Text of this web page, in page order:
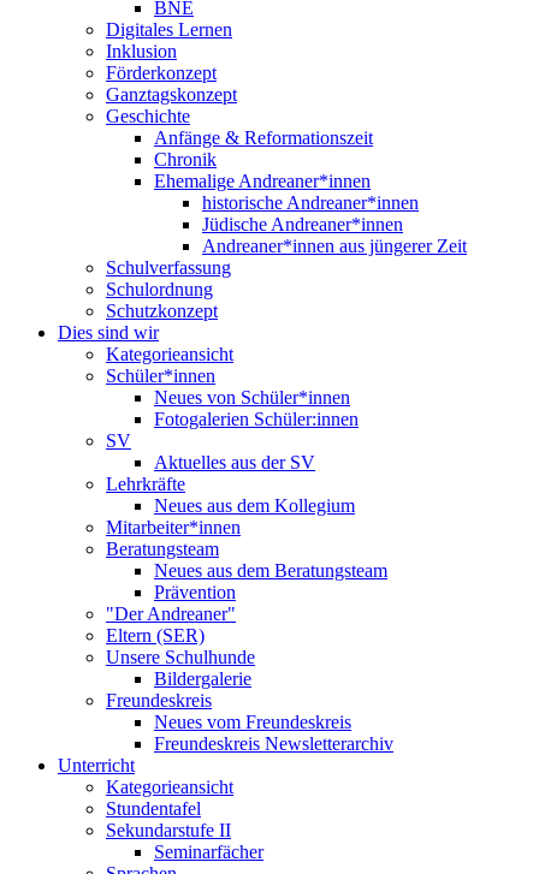
BNE
Digitales Lernen
Inklusion
Förderkonzept
Ganztagskonzept
Geschichte
Anfänge & Reformationszeit
Chronik
Ehemalige Andreaner*innen
historische Andreaner*innen
Jüdische Andreaner*innen
Andreaner*innen aus jüngerer Zeit
Schulverfassung
Schulordnung
Schutzkonzept
Dies sind wir
Kategorieansicht
Schüler*innen
Neues von Schüler*innen
Fotogalerien Schüler:innen
SV
Aktuelles aus der SV
Lehrkräfte
Neues aus dem Kollegium
Mitarbeiter*innen
Beratungsteam
Neues aus dem Beratungsteam
Prävention
"Der Andreaner"
Eltern (SER)
Unsere Schulhunde
Bildergalerie
Freundeskreis
Neues vom Freundeskreis
Freundeskreis Newsletterarchiv
Unterricht
Kategorieansicht
Stundentafel
Sekundarstufe II
Seminarfächer